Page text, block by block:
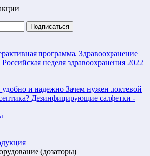
Подписаться
программа. Здравоохранение
Российская неделя здравоохранения 2022
удобно и надежно Зачем нужен локтевой
Дезинфицирующие салфетки -
(дозаторы)